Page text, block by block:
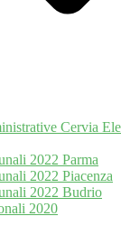
Cervia
2022 Parma
2022 Piacenza
2022 Budrio
2020